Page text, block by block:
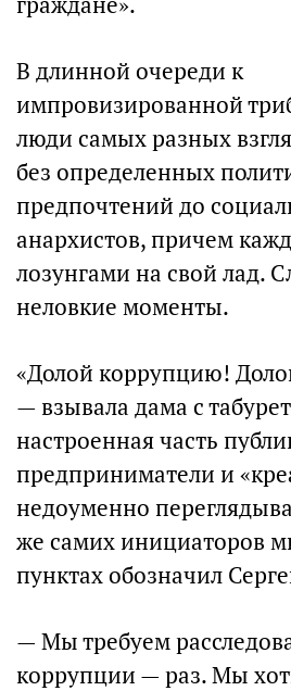
В длинной очереди к
импровизированной
люди самых разных
без определенных
предпочтений до
анархистов, причем
лозунгами на свой лад.
неловкие моменты.
«Долой коррупцию!
— взывала дама с
настроенная часть
предприниматели и
недоуменно
же самих инициаторов
пунктах обозначил
— Мы требуем
коррупции — раз. Мы